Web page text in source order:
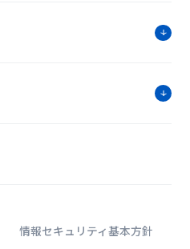
情報セキュリティ基本方針